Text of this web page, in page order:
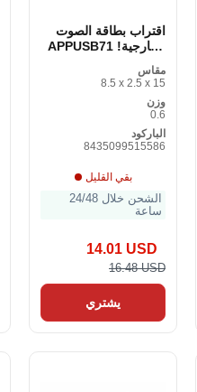
اقتراب بطاقة الصوت
الخارجية! APPUSB71
مقاس
8.5 x 2.5 x 15
وزن
0.6
الباركود
8435099515586
بقي القليل
الشحن خلال 24/48
ساعة
14.01 USD
16.48 USD
يشتري